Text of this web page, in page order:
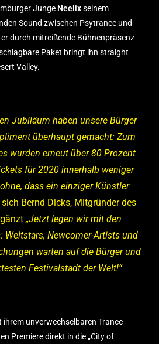
Junge Neelixseinem
Sound zwischen Psytrance und
durch mitreißende Bühnenpräsenz
Paket bringt ihn straight
Valley.
Jubiläum haben unsere Bürger
überhaupt gemacht: Zum
wurden erneut über 80 Prozent
für 2020 innerhalb weniger
dass ein einziger Künstler
Bernd Dicks, Mitgründer des
„Jetzt legen wir mit den
Weltstars, Newcomer-Artists und
warten auf die Bürger und
Festivalstadt der Welt!“
ihrem unverwechselbaren Trance-
Premiere direkt in die „City of